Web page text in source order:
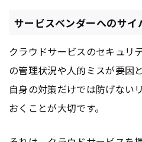
サービスベンダーへのサイ
クラウドサービスのセキュリ
の管理状況や人的ミスが要因
自身の対策だけでは防げない
おくことが大切です。